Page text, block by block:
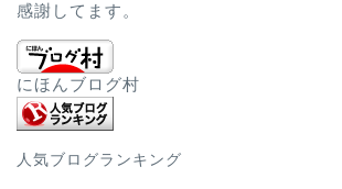
感謝してます。
にほんブログ村
人気ブログランキング